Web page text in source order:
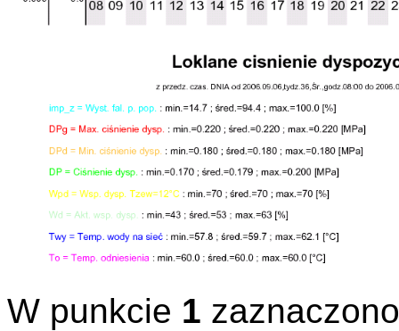
W punkcie 1